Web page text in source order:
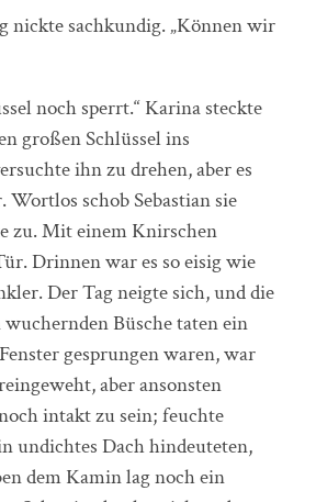
nickte sachkundig. „Können wir
noch sperrt.“ Karina steckte
großen Schlüssel ins
ihn zu drehen, aber es
Wortlos schob Sebastian sie
zu. Mit einem Knirschen
Drinnen war es so eisig wie
Der Tag neigte sich, und die
Büsche taten ein
gesprungen waren, war
aber ansonsten
intakt zu sein; feuchte
undichtes Dach hindeuteten,
dem Kamin lag noch ein